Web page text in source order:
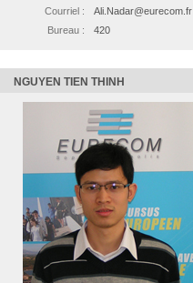
Courriel :
Ali.Nadar@eurecom.fr
Bureau :
420
NGUYEN TIEN THINH